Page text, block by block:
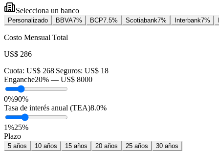
Selecciona un banco
Personalizado BBVA7% BCP7.5% Scotiabank7% Interbank7%
Costo Mensual Total
US$ 286
Cuota: US$ 268|Seguros: US$ 18
Enganche20% — US$ 8000
0%90%
Tasa de interés anual (TEA)8.0%
1%25%
Plazo
5 años 10 años 15 años 20 años 25 años 30 años